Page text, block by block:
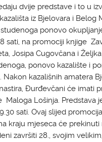
dvije predstave i to u
iz Bjelovara i Belog
ponovo
sati, na promociji knjige
Josipa Cugovčana i
ponovo kazalište i
Nakon kazališnih amatera
Đurđevčani će imati
Maloga Lošinja. Predstava
sati. Ovaj slijed
kraju mjeseca će prekinuti
završiti 28., svojim velikim,